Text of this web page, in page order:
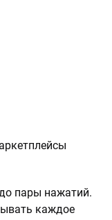
пары нажатий.
каждое